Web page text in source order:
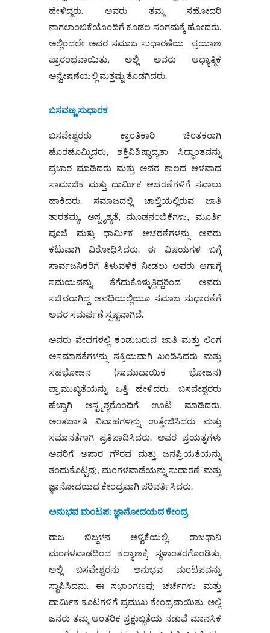
ಹೇಳಿದ್ದರು. ಅವರು ತಮ್ಮ ಸಹೋದರಿ
ನಾಗಲಾಂಬಿಕೆಯೊಂದಿಗೆ ಕೂಡಲ ಸಂಗಮಕ್ಕೆ ಹೋದರು.
ಅಲ್ಲಿಂದಲೇ ಅವರ ಸಮಾಜ ಸುಧಾರಣೆಯ ಪ್ರಯಾಣ
ಪ್ರಾರಂಭವಾಯಿತು, ಅಲ್ಲಿ ಅವರು ಆಧ್ಯಾತ್ಮಿಕ
ಅನ್ವೇಷಣೆಯಲ್ಲಿ ಮತ್ತಷ್ಟು ತೊಡಗಿದರು.
ಬಸವಣ್ಣ ಸುಧಾರಕ
ಬಸವೇಶ್ವರರು ಕ್ರಾಂತಿಕಾರಿ ಚಿಂತಕರಾಗಿ
ಹೊರಹೊಮ್ಮಿದರು, ಶಕ್ತಿವಿಶಿಷ್ಠಾದ್ಯತಾ ಸಿದ್ಧಾಂತವನ್ನು
ಪ್ರಚಾರ ಮಾಡಿದರು ಮತ್ತು ಅವರ ಕಾಲದ ಆಳವಾದ
ಸಾಮಾಜಿಕ ಮತ್ತು ಧಾರ್ಮಿಕ ಆಚರಣೆಗಳಿಗೆ ಸವಾಲು
ಹಾಕಿದರು. ಸಮಾಜದಲ್ಲಿ ಚಾಲ್ತಿಯಲ್ಲಿರುವ ಜಾತಿ
ತಾರತಮ್ಯ, ಅಸ್ಪೃಶ್ಯತೆ, ಮೂಢನಂಬಿಕೆಗಳು, ಮೂರ್ತಿ
ಪೂಜೆ ಮತ್ತು ಧಾರ್ಮಿಕ ಆಚರಣೆಗಳನ್ನು ಅವರು
ಕಟುವಾಗಿ ವಿರೋಧಿಸಿದರು. ಈ ವಿಷಯಗಳ ಬಗ್ಗೆ
ಸಾರ್ವಜನಿಕರಿಗೆ ತಿಳುವಳಿಕೆ ನೀಡಲು ಅವರು ಆಗಾಗ್ಗೆ
ಸಮಯವನ್ನು ತೆಗೆದುಕೊಳ್ಳುತ್ತಿದ್ದರಿಂದ ಅವರು
ಸಚಿವರಾಗಿದ್ದ ಅವಧಿಯಲ್ಲಿಯೂ ಸಮಾಜ ಸುಧಾರಣೆಗೆ
ಅವರ ಸಮರ್ಪಣೆ ಸ್ಪಷ್ಟವಾಗಿದೆ.
ಅವರು ವೇದಗಳಲ್ಲಿ ಕಂಡುಬರುವ ಜಾತಿ ಮತ್ತು ಲಿಂಗ
ಅಸಮಾನತೆಗಳನ್ನು ಸಕ್ರಿಯವಾಗಿ ಖಂಡಿಸಿದರು ಮತ್ತು
ಸಹಭೋಜನ (ಸಾಮುದಾಯಿಕ ಭೋಜನ)
ಪ್ರಾಮುಖ್ಯತೆಯನ್ನು ಒತ್ತಿ ಹೇಳಿದರು. ಬಸವೇಶ್ವರರು
ಹೆಚ್ಚಾಗಿ ಅಸ್ಪೃಶ್ಯರೊಂದಿಗೆ ಊಟ ಮಾಡಿದರು,
ಅಂತರ್ಜಾತಿ ವಿವಾಹಗಳನ್ನು ಉತ್ತೇಜಿಸಿದರು ಮತ್ತು
ಸಮಾನತೆಗಾಗಿ ಪ್ರತಿಪಾದಿಸಿದರು. ಅವರ ಪ್ರಯತ್ನಗಳು
ಅವರಿಗೆ ಅಪಾರ ಗೌರವ ಮತ್ತು ಜನಪ್ರಿಯತೆಯನ್ನು
ತಂದುಕೊಟ್ಟವು, ಮಂಗಳವಾಡೆಯನ್ನು ಸುಧಾರಣೆ ಮತ್ತು
ಜ್ಞಾನೋದಯದ ಕೇಂದ್ರವಾಗಿ ಪರಿವರ್ತಿಸಿದರು.
ಅನುಭವ ಮಂಟಪ: ಜ್ಞಾನೋದಯದ ಕೇಂದ್ರ
ರಾಜ ಬಿಜ್ಜಳನ ಆಳ್ವಿಕೆಯಲ್ಲಿ, ರಾಜಧಾನಿ
ಮಂಗಳವಾಡದಿಂದ ಕಲ್ಯಾಣಕ್ಕೆ ಸ್ಥಳಾಂತರಗೊಂಡಿತು,
ಅಲ್ಲಿ ಬಸವೇಶ್ವರನು ಅನುಭವ ಮಂಟಪವನ್ನು
ಸ್ಥಾಪಿಸಿದನು. ಈ ಸಭಾಂಗಣವು ಚರ್ಚೆಗಳು ಮತ್ತು
ಧಾರ್ಮಿಕ ಕೂಟಗಳಿಗೆ ಪ್ರಮುಖ ಕೇಂದ್ರವಾಯಿತು. ಅಲ್ಲಿ
ಜನರು ತಮ್ಮ ಆಂತರಿಕ ಪ್ರಕ್ಷುಬ್ಧತೆಯ ನಡುವೆ ಮಾನಸಿಕ